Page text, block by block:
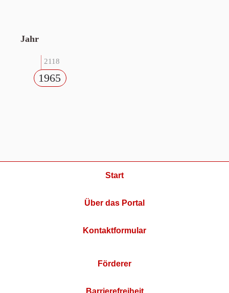
Jahr
2118
1965
Start
Über das Portal
Kontaktformular
Förderer
Barrierefreiheit